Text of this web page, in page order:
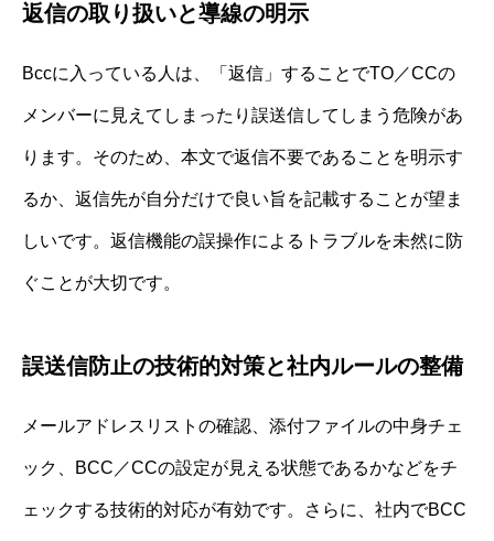
返信の取り扱いと導線の明示
Bccに入っている人は、「返信」することでTO／CCの
メンバーに見えてしまったり誤送信してしまう危険があ
ります。そのため、本文で返信不要であることを明示す
るか、返信先が自分だけで良い旨を記載することが望ま
しいです。返信機能の誤操作によるトラブルを未然に防
ぐことが大切です。
誤送信防止の技術的対策と社内ルールの整備
メールアドレスリストの確認、添付ファイルの中身チェ
ック、BCC／CCの設定が見える状態であるかなどをチ
ェックする技術的対応が有効です。さらに、社内でBCC